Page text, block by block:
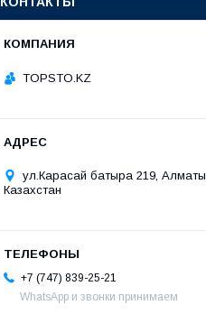
TOPSTO.KZ
ул.Карасай батыра 219, Алматы,
Казахстан
+7 (747) 839-25-21
WhatsApp и звонки принимаем